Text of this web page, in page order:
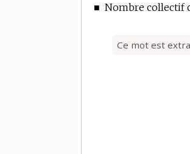
■ Nombre collectif
Ce mot est